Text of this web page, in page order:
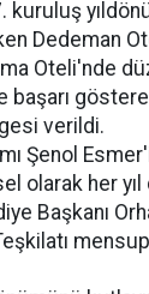
kuruluş
Dedeman
Oteli'nde
başarı
verildi.
Şenol
olarak her yıl
Başkanı